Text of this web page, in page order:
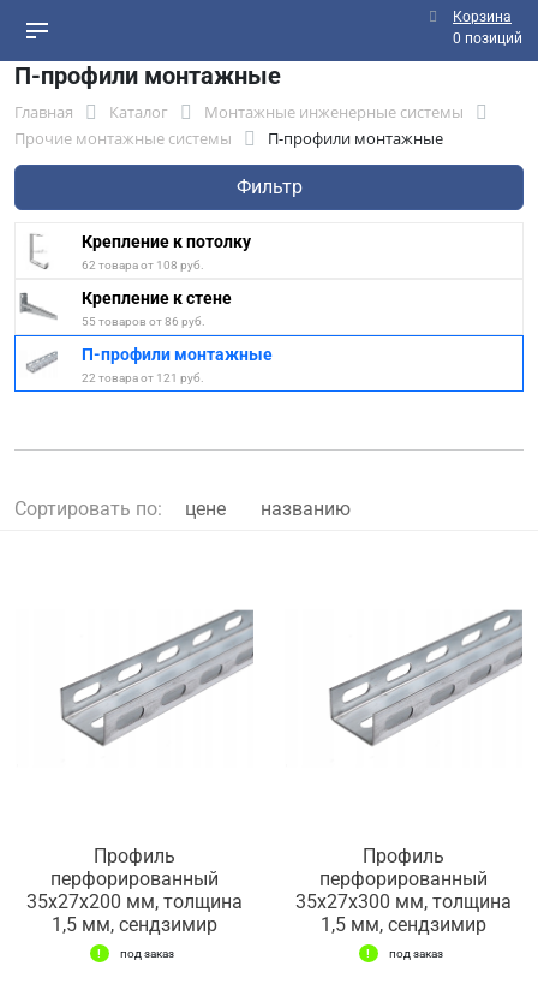
Корзина
0 позиций
П-профили монтажные
Главная Каталог
Монтажные инженерные системы
Прочие монтажные системы
П-профили монтажные
Фильтр
Крепление к потолку
62 товара от 108 руб.
Крепление к стене
55 товаров от 86 руб.
П-профили монтажные
22 товара от 121 руб.
Сортировать по: цене названию
Профиль
перфорированный
35х27х200 мм, толщина
1,5 мм, сендзимир
под заказ
Профиль
перфорированный
35х27х300 мм, толщина
1,5 мм, сендзимир
под заказ